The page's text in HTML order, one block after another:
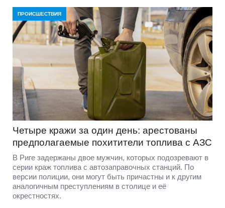
ПРОИСШЕСТВИЯ
Четыре кражи за один день: арестованы
предполагаемые похитители топлива с АЗС
В Риге задержаны двое мужчин, которых подозревают в
серии краж топлива с автозаправочных станций. По
версии полиции, они могут быть причастны и к другим
аналогичным преступлениям в столице и её
окрестностях.